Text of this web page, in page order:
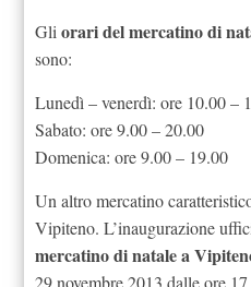
Gliorari del mercatino di
sono:
Lunedì – venerdì: ore 10.00 –
Sabato: ore 9.00 – 20.00
Domenica: ore 9.00 – 19.00
Un altro mercatino
Vipiteno. L’inaugurazione
mercatino di natale a
29 novembre 2013 dalle ore